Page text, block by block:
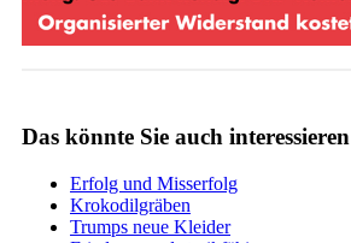
Das könnte Sie auch interessieren
Erfolg und Misserfolg
Krokodilgräben
Trumps neue Kleider